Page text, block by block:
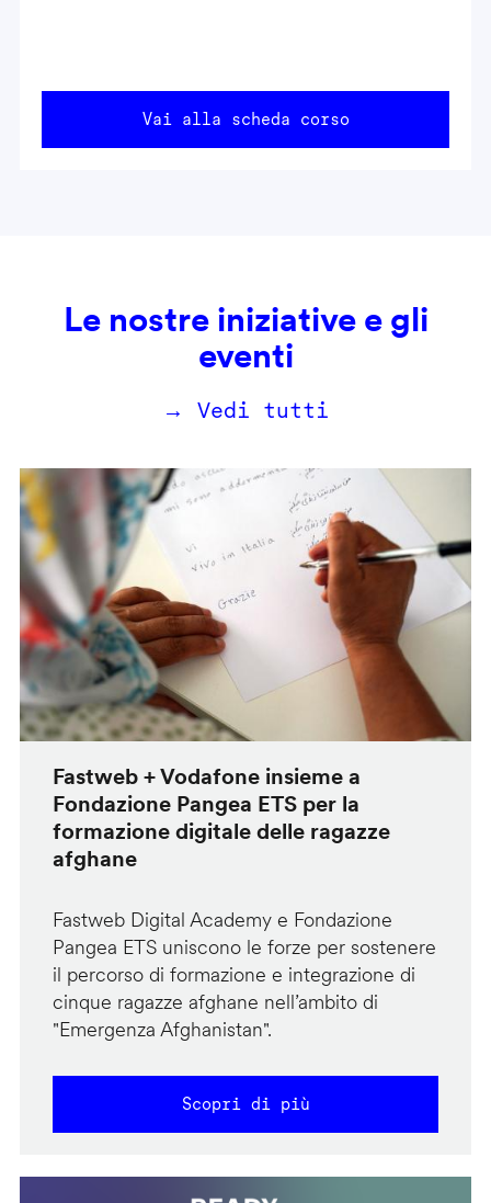
Vai alla scheda corso
Le nostre iniziative e gli
eventi
→ Vedi tutti
Fastweb + Vodafone insieme a
Fondazione Pangea ETS per la
formazione digitale delle ragazze
afghane
Fastweb Digital Academy e Fondazione
Pangea ETS uniscono le forze per sostenere
il percorso di formazione e integrazione di
cinque ragazze afghane nell’ambito di
"Emergenza Afghanistan".
Scopri di più